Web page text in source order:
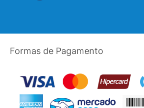
Formas de Pagamento